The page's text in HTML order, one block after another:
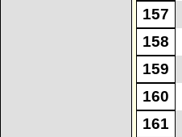
157
158
159
160
161